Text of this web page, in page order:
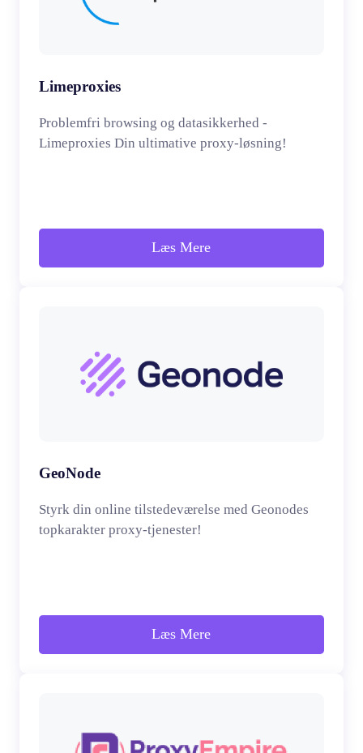
Limeproxies
Problemfri browsing og datasikkerhed -
Limeproxies Din ultimative proxy-løsning!
Læs Mere
GeoNode
Styrk din online tilstedeværelse med Geonodes
topkarakter proxy-tjenester!
Læs Mere